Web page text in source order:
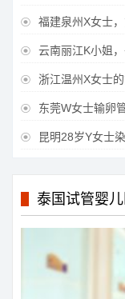
 福建泉州X女士
 云南丽江K小姐
 浙江温州X女士
 东莞W女士输卵
 昆明28岁Y女士
泰国试管婴